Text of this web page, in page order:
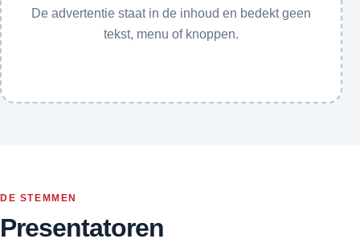
De advertentie staat in de inhoud en bedekt geen
tekst, menu of knoppen.
DE STEMMEN
Presentatoren